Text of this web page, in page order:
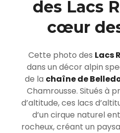
des Lacs
cœur
Cette photo des Lacs
dans un décor alpin
de la chaîne de
Chamrousse. Situés à
d’altitude, ces lacs
d’un cirque naturel
rocheux, créant un